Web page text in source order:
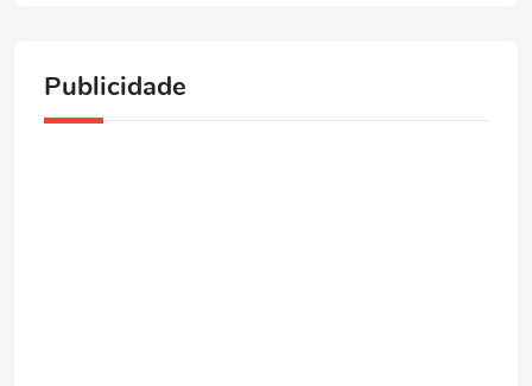
Publicidade